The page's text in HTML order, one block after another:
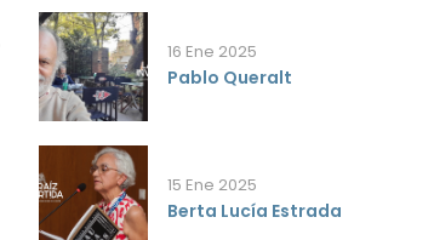
16 Ene 2025
Pablo Queralt
15 Ene 2025
Berta Lucía Estrada